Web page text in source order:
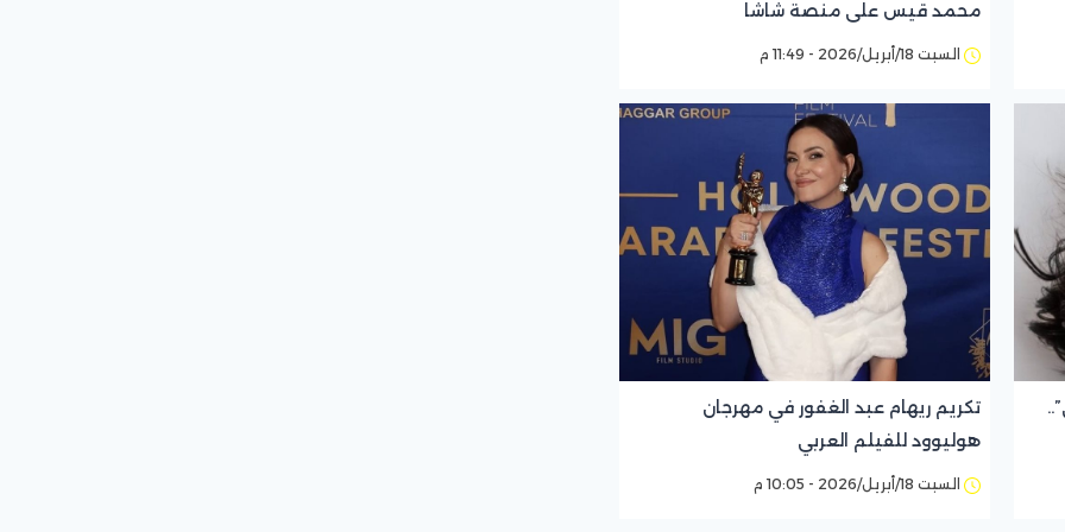
محمد قيس على منصة شاشا
السبت 18/أبريل/2026 - 11:49 م
تكريم ريهام عبد الغفور في مهرجان
هوليوود للفيلم العربي
السبت 18/أبريل/2026 - 10:05 م